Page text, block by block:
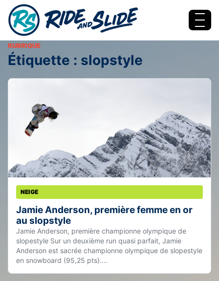
Aller au contenu
Menu
RUBRIQUE
Étiquette : slopstyle
NEIGE
Jamie Anderson, première femme en or
au slopstyle
Jamie Anderson, première championne olympique de
slopestyle Sur un deuxième run quasi parfait, Jamie
Anderson est sacrée championne olympique de slopestyle
en snowboard (95,25 pts)....